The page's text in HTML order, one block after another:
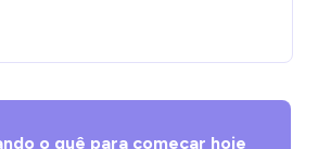
o quê para começar hoje